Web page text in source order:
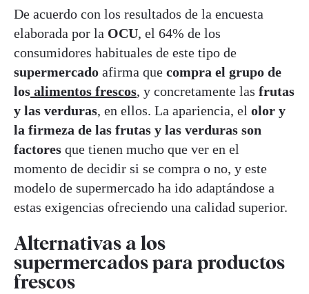
De acuerdo con los resultados de la encuesta
elaborada por la OCU, el 64% de los
consumidores habituales de este tipo de
supermercado afirma que compra el grupo de
los alimentos frescos, y concretamente las frutas
y las verduras, en ellos. La apariencia, el olor y
la firmeza de las frutas y las verduras son
factores que tienen mucho que ver en el
momento de decidir si se compra o no, y este
modelo de supermercado ha ido adaptándose a
estas exigencias ofreciendo una calidad superior.
Alternativas a los
supermercados para productos
frescos